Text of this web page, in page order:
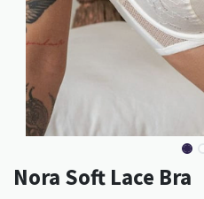
Nora Soft Lace Bra